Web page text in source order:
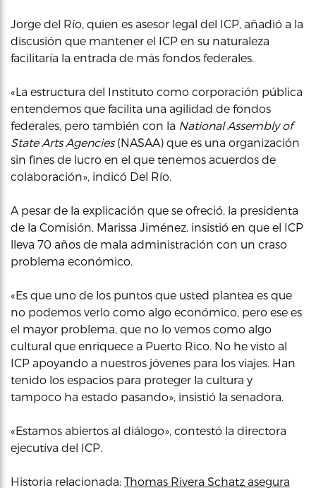
Jorge del Río, quien es asesor legal del ICP, añadió a la
discusión que mantener el ICP en su naturaleza
facilitaría la entrada de más fondos federales.
«La estructura del Instituto como corporación pública
entendemos que facilita una agilidad de fondos
federales, pero también con la National Assembly of
State Arts Agencies(NASAA) que es una organización
sin fines de lucro en el que tenemos acuerdos de
colaboración», indicó Del Río.
A pesar de la explicación que se ofreció, la presidenta
de la Comisión, Marissa Jiménez, insistió en que el ICP
lleva 70 años de mala administración con un craso
problema económico.
«Es que uno de los puntos que usted plantea es que
no podemos verlo como algo económico, pero ese es
el mayor problema, que no lo vemos como algo
cultural que enriquece a Puerto Rico. No he visto al
ICP apoyando a nuestros jóvenes para los viajes. Han
tenido los espacios para proteger la cultura y
tampoco ha estado pasando», insistió la senadora.
«Estamos abiertos al diálogo», contestó la directora
ejecutiva del ICP.
Historia relacionada: Thomas Rivera Schatz asegura